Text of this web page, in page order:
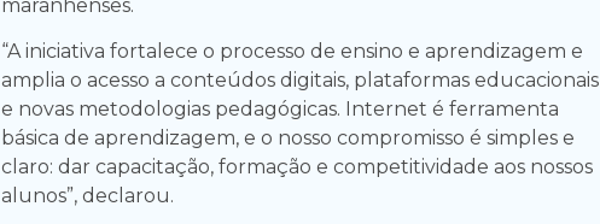
maranhenses.
“A iniciativa fortalece o processo de ensino e aprendizagem e
amplia o acesso a conteúdos digitais, plataformas educacionais
e novas metodologias pedagógicas. Internet é ferramenta
básica de aprendizagem, e o nosso compromisso é simples e
claro: dar capacitação, formação e competitividade aos nossos
alunos”, declarou.